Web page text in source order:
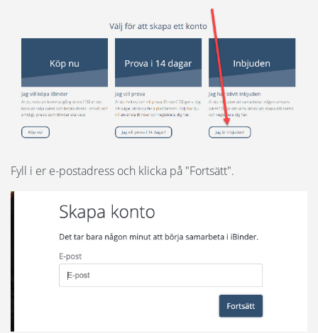
Spanska
Notifikationer
iBinder Group-konto
Fyll i er e-postadress och klicka på "Fortsätt".